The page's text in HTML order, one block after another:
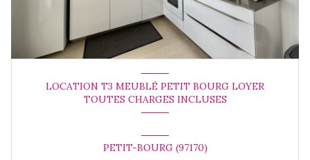
LOCATION T3 MEUBLÉ PETIT BOURG LOYER
TOUTES CHARGES INCLUSES
PETIT-BOURG (97170)